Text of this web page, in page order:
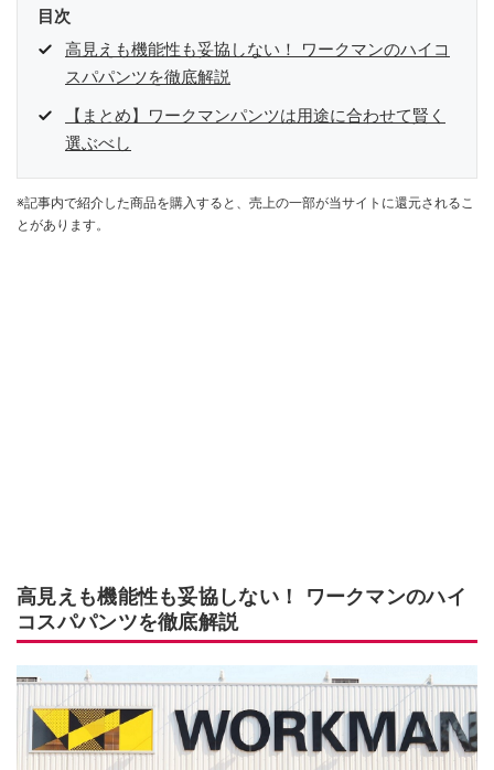
目次
高見えも機能性も妥協しない！ ワークマンのハイコ
スパパンツを徹底解説
【まとめ】ワークマンパンツは用途に合わせて賢く
選ぶべし
※記事内で紹介した商品を購入すると、売上の一部が当サイトに還元されるこ
とがあります。
高見えも機能性も妥協しない！ ワークマンのハイ
コスパパンツを徹底解説